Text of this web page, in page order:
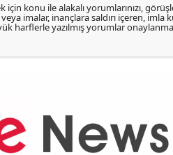
konu ile alakalı yorumlarınızı,
imalar, inançlara saldırı içeren, imla
harflerle yazılmış yorumlar